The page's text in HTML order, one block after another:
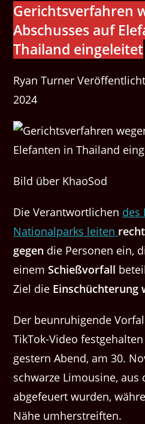
Gerichtsverfahren
Abschusses auf
Thailand eingeleitet
Ryan Turner
2024
Bild über KhaoSod
Die Verantwortlichen des
Nationalparks leiten
gegen die Personen ein,
einemSchießvorfall
Ziel die Einschüchterung
Der beunruhigende
TikTok-Video
gestern Abend, am 30.
schwarze Limousine, aus
abgefeuert wurden,
Nähe umherstreiften.